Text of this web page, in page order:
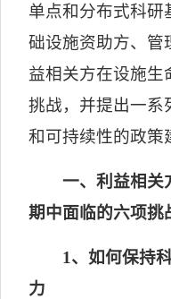
单点和分布式科研
础设施资助方、管
益相关方在设施生
挑战，并提出一系
和可持续性的政策
一、利益相关
期中面临的六项挑
1、如何保持
力